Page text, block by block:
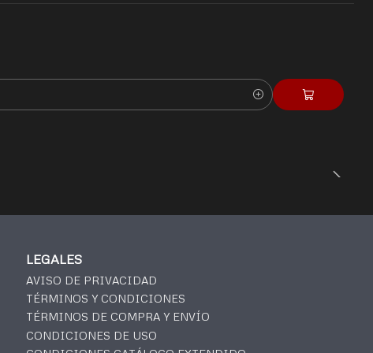
LEGALES
AVISO DE PRIVACIDAD
TÉRMINOS Y CONDICIONES
TÉRMINOS DE COMPRA Y ENVÍO
CONDICIONES DE USO